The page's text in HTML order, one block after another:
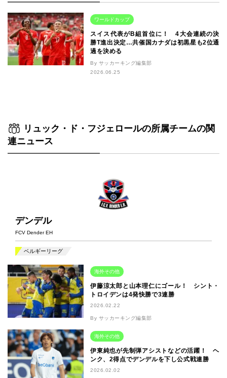
ワールドカップ
スイス代表がB組首位に！ 4大会連続の決
勝T進出決定…共催国カナダは初黒星も2位通
過を決める
By サッカーキング編集部
2026.06.25
リュック・ド・フジェロールの所属チームの関
連ニュース
デンデル
FCV Dender EH
ベルギーリーグ
海外その他
伊藤涼太郎と山本理仁にゴール！ シント・
トロイデンは4発快勝で3連勝
2026.02.22
By サッカーキング編集部
海外その他
伊東純也が先制弾アシストなどの活躍！ ヘ
ンク、2得点でデンデルを下し公式戦連勝
2026.02.02